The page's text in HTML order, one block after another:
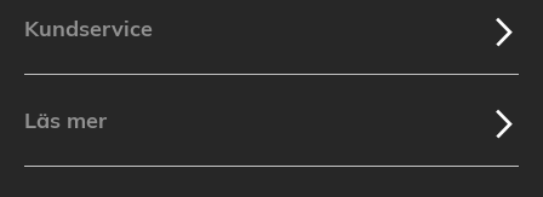
Kundservice
Läs mer